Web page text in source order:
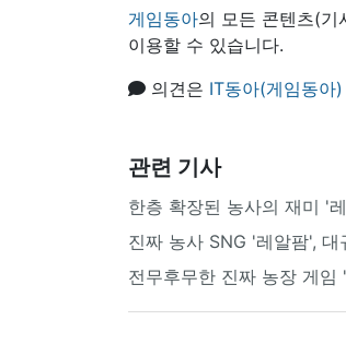
게임동아의 모든 콘텐츠(기
이용할 수 있습니다.
의견은 IT동아(게임동아
관련 기사
한층 확장된 농사의 재미 '
진짜 농사 SNG '레알팜', 대
전무후무한 진짜 농장 게